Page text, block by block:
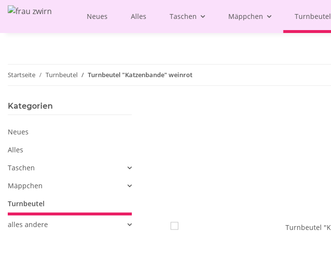
Neues Alles Taschen Mäppchen Turnbeutel
Startseite Turnbeutel Turnbeutel "Katzenbande" weinrot
Kategorien
Neues
Alles
Taschen
Mäppchen
Turnbeutel
alles andere